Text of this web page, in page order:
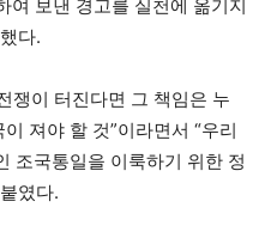
여 보낸 경고를 실천에 옮기지
다.
쟁이 터진다면 그 책임은 누
져야 할 것”이라면서 “우리
조국통일을 이룩하기 위한 정
였다.